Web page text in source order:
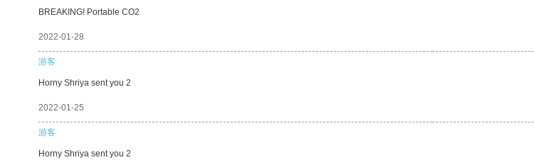
BREAKING! Portable CO2
2022-01-28
游客
Horny Shriya sent you 2
2022-01-25
游客
Horny Shriya sent you 2